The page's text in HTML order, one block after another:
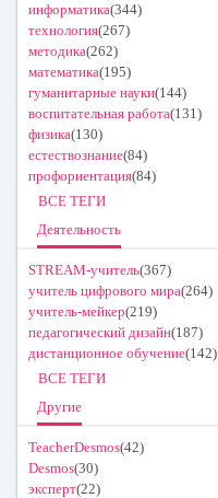
информатика(344)
технология(267)
методика(262)
математика(195)
гуманитарные науки(144)
воспитательная работа(131)
физика(130)
естествознание(84)
профориентация(84)
ВСЕ ТЕГИ
Деятельность
STREAM-учитель(367)
учитель цифрового мира(264)
учитель-мейкер(219)
педагогический дизайн(187)
дистанционное обучение(142)
ВСЕ ТЕГИ
Другие
TeacherDesmos(42)
Desmos(30)
эксперт(22)